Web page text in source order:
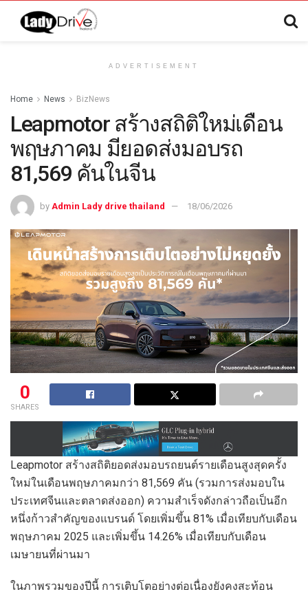
ADVERTISEMENT
Home News BizNews
Leapmotor สร้างสถิติใหม่เดือน
พฤษภาคม มียอดส่งมอบรถ
81,569 คันในจีน
by Admin Lady drive thailand 18/06/2026
0
SHARES
Leapmotor สร้างสถิติยอดส่งมอบรถยนต์รายเดือนสูงสุดครั้ง
ใหม่ในเดือนพฤษภาคมกว่า 81,569 คัน (รวมการส่งมอบใน
ประเทศจีนและตลาดส่งออก) ความสำเร็จดังกล่าวถือเป็นอีก
หนึ่งก้าวสำคัญของแบรนด์ โดยเพิ่มขึ้น 81% เมื่อเทียบกับเดือน
พฤษภาคม 2025 และเพิ่มขึ้น 14.26% เมื่อเทียบกับเดือน
เมษายนที่ผ่านมา
ในภาพรวมของปีนี้ การเติบโตอย่างต่อเนื่องยังคงสะท้อน